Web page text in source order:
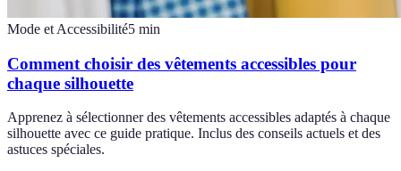
Mode et Accessibilité5 min
Comment choisir des vêtements accessibles pour
chaque silhouette
Apprenez à sélectionner des vêtements accessibles adaptés à chaque
silhouette avec ce guide pratique. Inclus des conseils actuels et des
astuces spéciales.